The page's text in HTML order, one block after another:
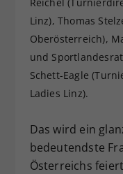
Linz), Thomas
Oberösterreich),
und
Schett-Eagle
Ladies Linz).
Das wird ein
bedeutendste
Österreichs
Zweck